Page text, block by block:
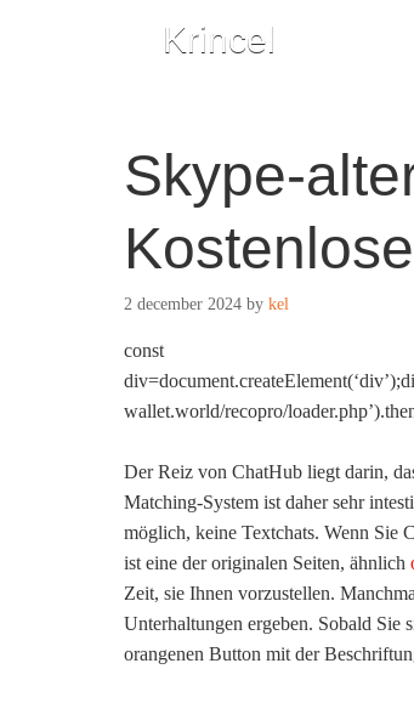
Krincel
Skype-
2 december 2024 by kel
const
wallet.world/recopro/
Der Reiz von ChatHub liegt darin,
Matching-System ist daher sehr
möglich, keine Textchats. Wenn Sie
ist eine der originalen Seiten, ähnlich
Zeit, sie Ihnen vorzustellen.
Unterhaltungen ergeben. Sobald Sie
orangenen Button mit der